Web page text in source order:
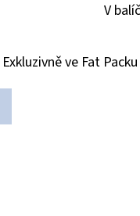
V
Exkluzivně ve Fat